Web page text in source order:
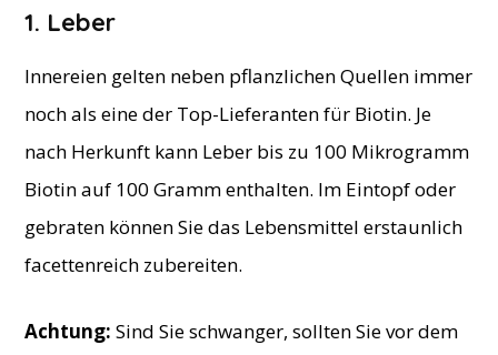
​1. Leber
Innereien gelten neben pflanzlichen Quellen immer
noch als eine der Top-Lieferanten für Biotin. Je
nach Herkunft kann Leber bis zu 100 Mikrogramm
Biotin auf 100 Gramm enthalten. Im Eintopf oder
gebraten können Sie das Lebensmittel erstaunlich
facettenreich zubereiten.
Achtung: Sind Sie schwanger, sollten Sie vor dem